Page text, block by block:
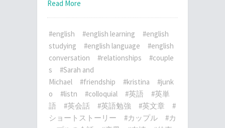
Read More
#english #english learning
#english
studying
#english language
#english
conversation
#relationships
#couple
s
#Sarah and
Michael
#friendship #kristina
#junk
o
#listn #colloquial #英語
#英単
語
#英会話 #英語勉強 #英文章
#
ショートストーリー
#カップル
#カ